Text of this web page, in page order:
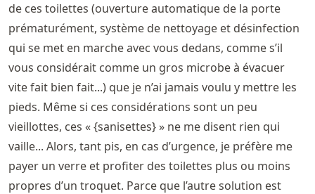
de ces toilettes (ouverture automatique de la porte
prématurément, système de nettoyage et désinfection
qui se met en marche avec vous dedans, comme s’il
vous considérait comme un gros microbe à évacuer
vite fait bien fait...) que je n’ai jamais voulu y mettre les
pieds. Même si ces considérations sont un peu
vieillottes, ces « {sanisettes} » ne me disent rien qui
vaille... Alors, tant pis, en cas d’urgence, je préfère me
payer un verre et profiter des toilettes plus ou moins
propres d’un troquet. Parce que l’autre solution est